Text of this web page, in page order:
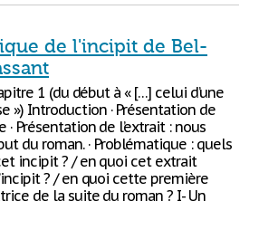
de l'incipit de Bel-
1 (du début à « […] celui d’une
») Introduction · Présentation de
· Présentation de l’extrait : nous
du roman. · Problématique : quels
incipit ? / en quoi cet extrait
? / en quoi cette première
de la suite du roman ? I- Un